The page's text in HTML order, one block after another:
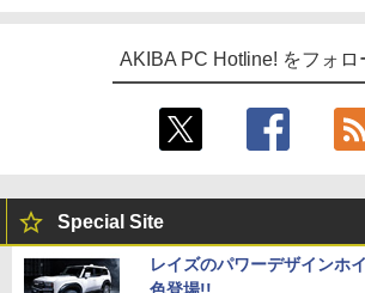
AKIBA PC Hotline! をフォロ
Special Site
レイズのパワーデザインホ